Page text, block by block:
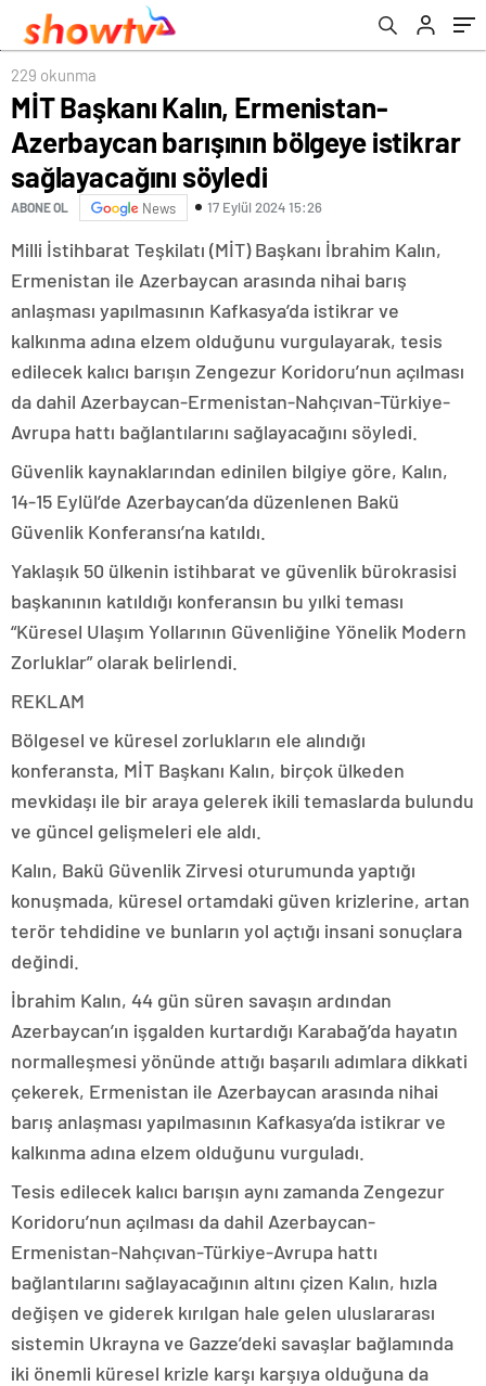
söyledi
229 okunma
MİT Başkanı Kalın, Ermenistan-
Azerbaycan barışının bölgeye istikrar
sağlayacağını söyledi
ABONE OL News 17 Eylül 2024 15:26
Milli İstihbarat Teşkilatı (MİT) Başkanı İbrahim Kalın,
Ermenistan ile Azerbaycan arasında nihai barış
anlaşması yapılmasının Kafkasya’da istikrar ve
kalkınma adına elzem olduğunu vurgulayarak, tesis
edilecek kalıcı barışın Zengezur Koridoru’nun açılması
da dahil Azerbaycan-Ermenistan-Nahçıvan-Türkiye-
Avrupa hattı bağlantılarını sağlayacağını söyledi.
​​​​​​​Güvenlik kaynaklarından edinilen bilgiye göre, Kalın,
14-15 Eylül’de Azerbaycan’da düzenlenen Bakü
Güvenlik Konferansı’na katıldı.
Yaklaşık 50 ülkenin istihbarat ve güvenlik bürokrasisi
başkanının katıldığı konferansın bu yılki teması
“Küresel Ulaşım Yollarının Güvenliğine Yönelik Modern
Zorluklar” olarak belirlendi.
REKLAM
Bölgesel ve küresel zorlukların ele alındığı
konferansta, MİT Başkanı Kalın, birçok ülkeden
mevkidaşı ile bir araya gelerek ikili temaslarda bulundu
ve güncel gelişmeleri ele aldı.
Kalın, Bakü Güvenlik Zirvesi oturumunda yaptığı
konuşmada, küresel ortamdaki güven krizlerine, artan
terör tehdidine ve bunların yol açtığı insani sonuçlara
değindi.
İbrahim Kalın, 44 gün süren savaşın ardından
Azerbaycan’ın işgalden kurtardığı Karabağ’da hayatın
normalleşmesi yönünde attığı başarılı adımlara dikkati
çekerek, Ermenistan ile Azerbaycan arasında nihai
barış anlaşması yapılmasının Kafkasya’da istikrar ve
kalkınma adına elzem olduğunu vurguladı.
Tesis edilecek kalıcı barışın aynı zamanda Zengezur
Koridoru’nun açılması da dahil Azerbaycan-
Ermenistan-Nahçıvan-Türkiye-Avrupa hattı
bağlantılarını sağlayacağının altını çizen Kalın, hızla
değişen ve giderek kırılgan hale gelen uluslararası
sistemin Ukrayna ve Gazze’deki savaşlar bağlamında
iki önemli küresel krizle karşı karşıya olduğuna da